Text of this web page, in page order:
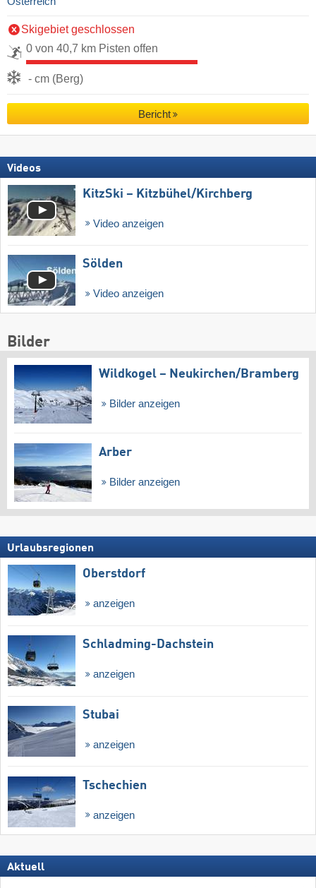
Skigebiet geschlossen
0 von 40,7 km Pisten offen
- cm (Berg)
Bericht
Videos
KitzSki – Kitzbühel/​Kirchberg
Video anzeigen
Sölden
Video anzeigen
Bilder
Wildkogel – Neukirchen/​Bramberg
Bilder anzeigen
Arber
Bilder anzeigen
Urlaubsregionen
Oberstdorf
anzeigen
Schladming-Dachstein
anzeigen
Stubai
anzeigen
Tschechien
anzeigen
Aktuell